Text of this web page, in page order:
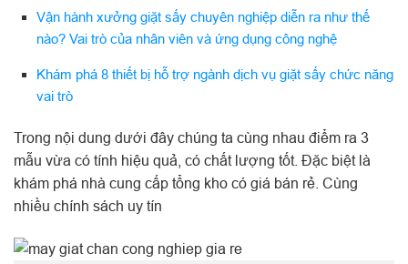
Vận hành xưởng giặt sấy chuyên nghiệp diễn ra như thế
nào? Vai trò của nhân viên và ứng dụng công nghệ
Khám phá 8 thiết bị hỗ trợ ngành dịch vụ giặt sấy chức năng
vai trò
Trong nội dung dưới đây chúng ta cùng nhau điểm ra 3
mẫu vừa có tính hiệu quả, có chất lượng tốt. Đặc biệt là
khám phá nhà cung cấp tổng kho có giá bán rẻ. Cùng
nhiều chính sách uy tín